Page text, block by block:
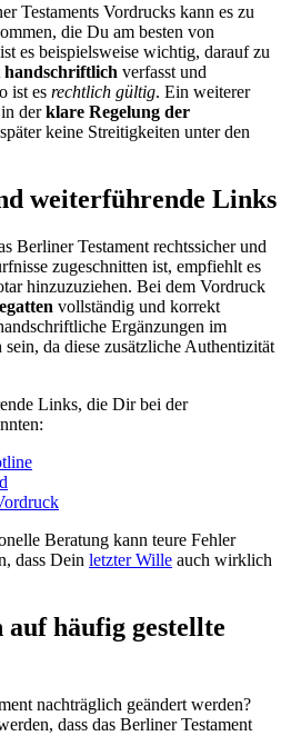
Testaments Vordrucks kann es zu
die Du am besten von
es beispielsweise wichtig, darauf zu
handschriftlich verfasst und
ist es rechtlich gültig. Ein weiterer
derklare Regelung der
keine Streitigkeiten unter den
weiterführende Links
Berliner Testament rechtssicher und
zugeschnitten ist, empfiehlt es
hinzuzuziehen. Bei dem Vordruck
vollständig und korrekt
Ergänzungen im
da diese zusätzliche Authentizität
Links, die Dir bei der
Beratung kann teure Fehler
dass Dein letzter Wille auch wirklich
häufig gestellte
nachträglich geändert werden?
dass das Berliner Testament